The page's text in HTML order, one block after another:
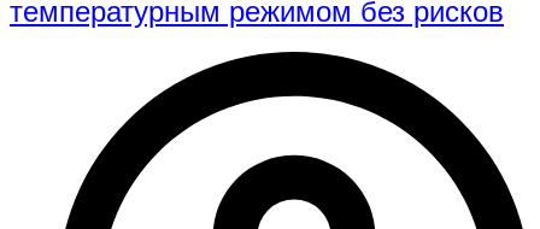
температурным режимом без рисков